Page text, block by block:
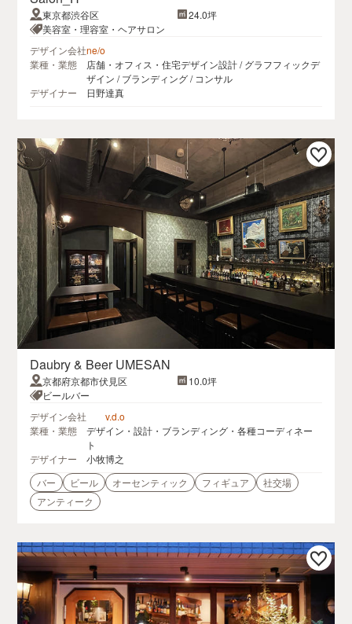
東京都渋谷区
24.0坪
美容室・理容室・ヘアサロン
デザイン会社ne/o
業種・業態
店舗・オフィス・住宅デザイン設計 / グラフフィックデ
ザイン / ブランディング / コンサル
デザイナー
日野達真
Daubry & Beer UMESAN
京都府京都市伏見区
10.0坪
ビールバー
デザイン会社 v.d.o
業種・業態
デザイン・設計・ブランディング・各種コーディネー
ト
デザイナー
小牧博之
バー
ビール オーセンティック フィギュア
社交場
アンティーク